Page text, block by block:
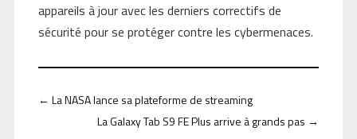
appareils à jour avec les derniers correctifs de
sécurité pour se protéger contre les cybermenaces.
← La NASA lance sa plateforme de streaming
La Galaxy Tab S9 FE Plus arrive à grands pas →